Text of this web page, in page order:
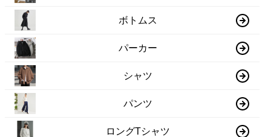
ボトムス
パーカー
シャツ
パンツ
ロングTシャツ